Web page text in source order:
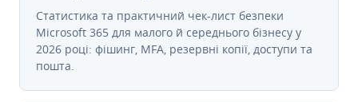
Статистика та практичний чек-лист безпеки
Microsoft 365 для малого й середнього бізнесу у
2026 році: фішинг, MFA, резервні копії, доступи та
пошта.